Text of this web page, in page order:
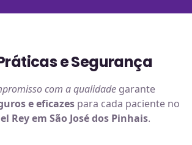
e Segurança
com a qualidadegarante
e eficazespara cada paciente no
Rey em São José dos Pinhais.